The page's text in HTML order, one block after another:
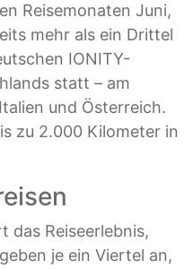
Reisemonaten Juni,
mehr als ein Drittel
IONITY-
statt – am
und Österreich.
zu 2.000 Kilometer in
das Reiseerlebnis,
je ein Viertel an,